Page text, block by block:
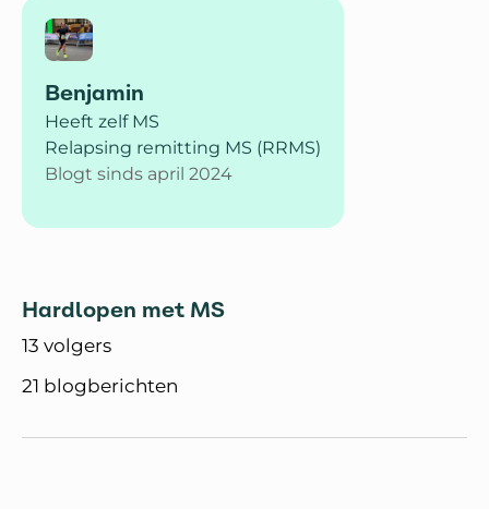
Benjamin
Heeft zelf MS
Relapsing remitting MS (RRMS)
Blogt sinds april 2024
Hardlopen met MS
13 volgers
21 blogberichten